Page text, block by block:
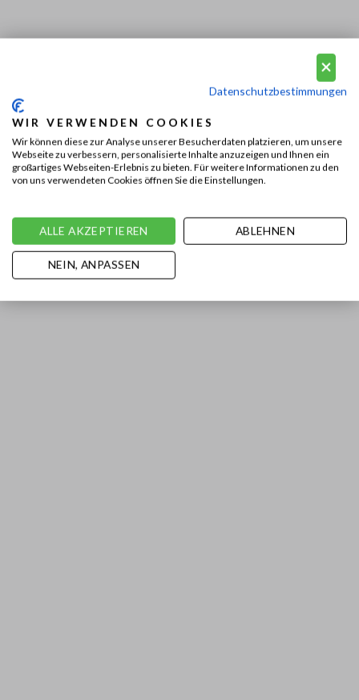
Datenschutzbestimmungen
WIR VERWENDEN COOKIES
Wir können diese zur Analyse unserer Besucherdaten platzieren, um unsere
Webseite zu verbessern, personalisierte Inhalte anzuzeigen und Ihnen ein
großartiges Webseiten-Erlebnis zu bieten. Für weitere Informationen zu den
von uns verwendeten Cookies öffnen Sie die Einstellungen.
ALLE AKZEPTIEREN ABLEHNEN
NEIN, ANPASSEN